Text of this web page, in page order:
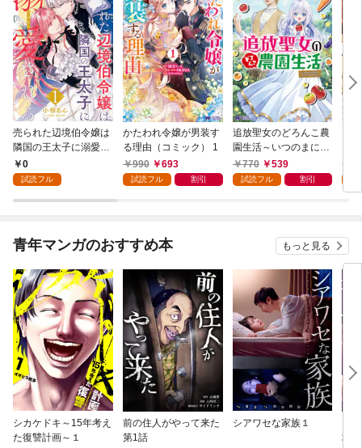
売られた辺境伯令嬢は
隣国の王太子に溺愛さ
れる 1
0
試読フル
かたわれ令嬢が男装す
る理由（コミック） 1
990
693
試読フル 割引
追放聖女のどろんこ農
園生活～いつのまにか
隣国を救ってしまいま
した～（コミック） 1
770 539
試読フル 割引
青年マンガのおすすめ本 もっと見る
シカケドキ～15年考え
た復讐計画～１
前の住人がやって来た
第1話
シアワセな家族１
地